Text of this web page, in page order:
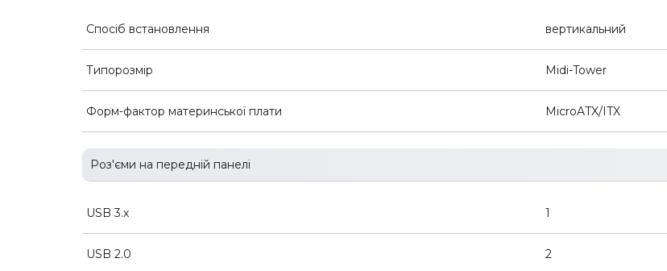
Спосіб встановлення вертикальний
Типорозмір Midi-Tower
Форм-фактор материнської плати MicroATX/ITX
Роз'єми на передній панелі
USB 3.х 1
USB 2.0 2